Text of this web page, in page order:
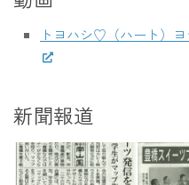
トヨハシ♡（ハート）ヨ
新聞報道